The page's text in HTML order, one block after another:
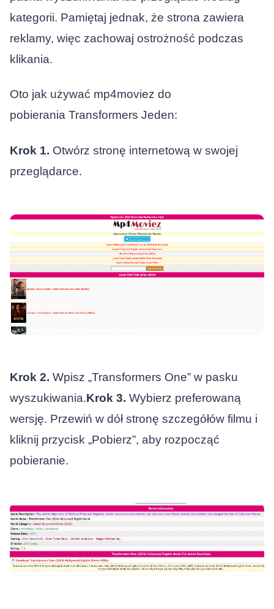
kategorii. Pamiętaj jednak, że strona zawiera
reklamy, więc zachowaj ostrożność podczas
klikania.
Oto jak używać mp4moviez do
pobierania Transformers Jeden:
Krok 1. Otwórz stronę internetową w swojej
przeglądarce.
Krok 2. Wpisz „Transformers One” w pasku
wyszukiwania.Krok 3. Wybierz preferowaną
wersję. Przewiń w dół stronę szczegółów filmu i
kliknij przycisk „Pobierz”, aby rozpocząć
pobieranie.